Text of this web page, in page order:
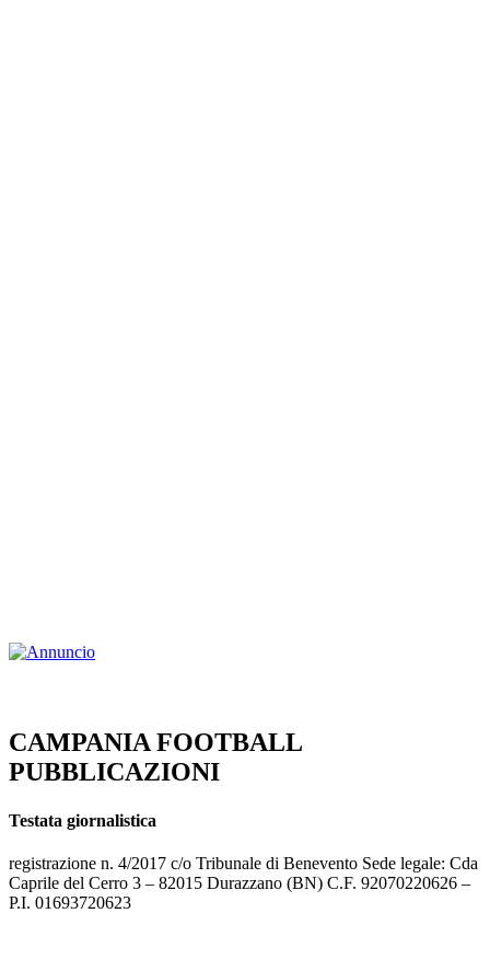
CAMPANIA FOOTBALL
PUBBLICAZIONI
Testata giornalistica
registrazione n. 4/2017 c/o Tribunale di Benevento Sede legale: Cda
Caprile del Cerro 3 – 82015 Durazzano (BN) C.F. 92070220626 –
P.I. 01693720623